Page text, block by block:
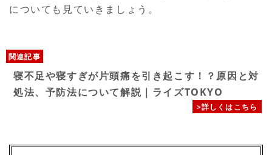
についても見ていきましょう。
関連記事
寝不足や寝すぎが片頭痛を引き起こす！？原因と対
処法、予防法について解説｜ライズTOKYO
>詳しくはこちら